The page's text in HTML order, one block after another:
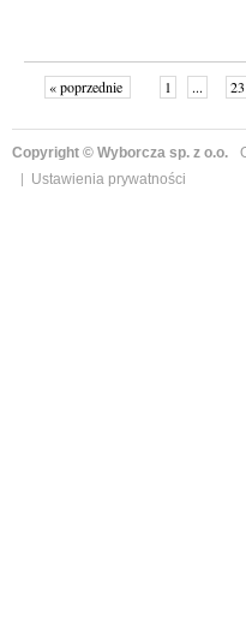
« poprzednie 1 ...
Copyright © Wyborcza sp. z o.o.
Ustawienia prywatności